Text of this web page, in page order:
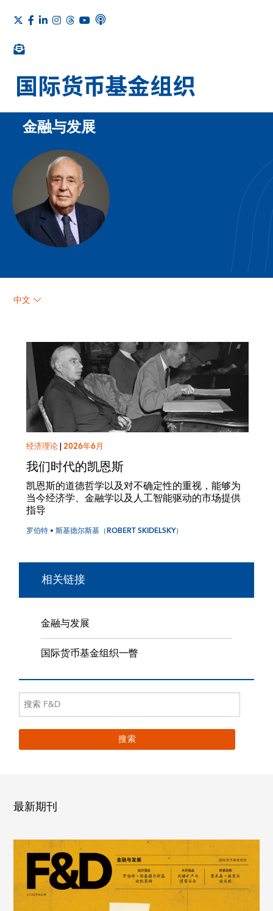
金融与发展
罗伯特 • 斯基德尔斯基
（Robert Skidelsky）
中文
经济理论|2026年6月
我们时代的凯恩斯
凯恩斯的道德哲学以及对不确定性的重视，能够为
当今经济学、金融学以及人工智能驱动的市场提供
指导
罗伯特 • 斯基德尔斯基（ROBERT SKIDELSKY）
相关链接
金融与发展
国际货币基金组织一瞥
最新期刊